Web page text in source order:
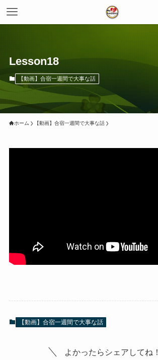
Lesson18
【動画】合宿一週間で大事な話
ホーム 【動画】合宿一週間で大事な話
【動画】合宿一週間で大事な話
よかったらシェアしてね！